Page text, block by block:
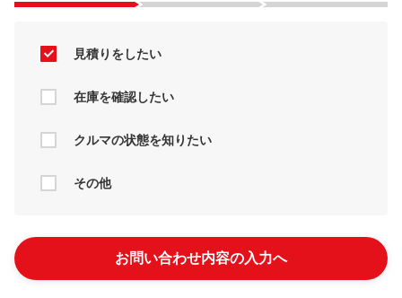
見積りをしたい
在庫を確認したい
クルマの状態を知りたい
その他
お問い合わせ内容の入力へ